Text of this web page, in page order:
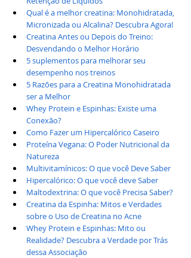
Qual é a melhor creatina: Monohidratada,
Micronizada ou Alcalina? Descubra Agora!
Creatina Antes ou Depois do Treino:
Desvendando o Melhor Horário
5 suplementos para melhorar seu
desempenho nos treinos
5 Razões para a Creatina Monohidratada
ser a Melhor
Whey Protein e Espinhas: Existe uma
Conexão?
Como Fazer um Hipercalórico Caseiro
Proteína Vegana: O Poder Nutricional da
Natureza
Multivitamínicos: O que você Deve Saber
Hipercalórico: O que você deve Saber
Maltodextrina: O que você Precisa Saber?
Creatina da Espinha: Mitos e Verdades
sobre o Uso de Creatina no Acne
Whey Protein e Espinhas: Mito ou
Realidade? Descubra a Verdade por Trás
dessa Associação